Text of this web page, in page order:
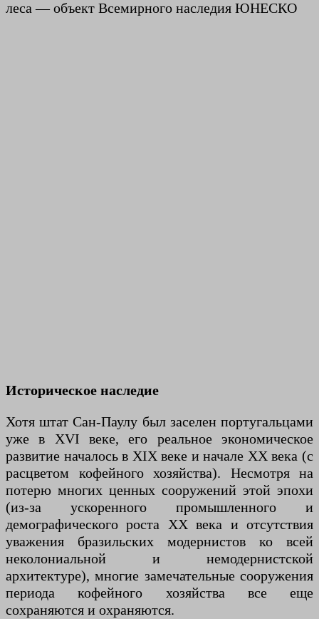
леса — объект Всемирного наследия ЮНЕСКО
Историческое наследие
Хотя штат Сан-Паулу был заселен португальцами
уже в XVI веке, его реальное экономическое
развитие началось в XIX веке и начале XX века (с
расцветом кофейного хозяйства). Несмотря на
потерю многих ценных сооружений этой эпохи
(из-за ускоренного промышленного и
демографического роста XX века и отсутствия
уважения бразильских модернистов ко всей
неколониальной и немодернистской
архитектуре), многие замечательные сооружения
периода кофейного хозяйства все еще
сохраняются и охраняются.